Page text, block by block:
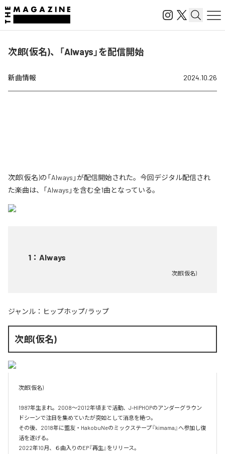
次郎(仮名)、「Always」を配信開始
新曲情報 2024.10.26
次郎(仮名)の「Always」が配信開始された。今回デジタル配信され
た楽曲は、「Always」を含む全1曲となっている。
1 ： Always
次郎(仮名)
ジャンル： ヒップホップ/ラップ
次郎(仮名)
次郎(仮名)
1987年生まれ。2008～2012年頃まで活動、J-HIPHOPのアンダーグラウン
ドシーンで注目を集めていたが突如として消息を絶つ。
その後、2018年に盟友・HakobuNeのミックステープ『kimama』へ参加し復
活を遂げる。
2022年10月、６曲入りのEP『再生』をリリース。